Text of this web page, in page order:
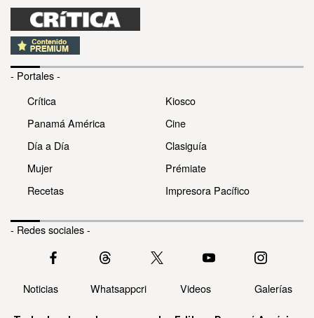
- Portales -
Crítica
Panamá América
Día a Día
Mujer
Recetas
Kiosco
Cine
Clasiguía
Prémiate
Impresora Pacífico
- Redes sociales -
Noticias Whatsappcri Videos Galerías